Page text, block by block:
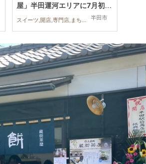
半田市
屋」半田運河エリアに7月初旬
オープン予定
スイーツ,開店,専門店,まちネタ